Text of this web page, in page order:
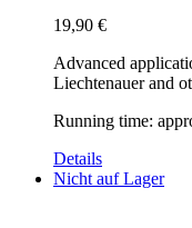
19,90 €
Advanced
Liechtenauer and
Running time:
Details
Nicht auf Lager